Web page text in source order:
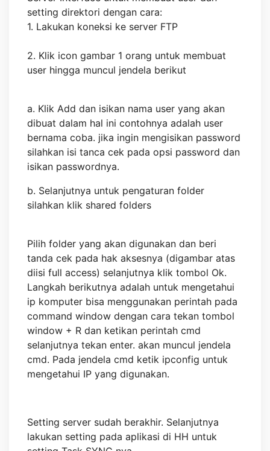
setting direktori dengan cara:
1. Lakukan koneksi ke server FTP
2. Klik icon gambar 1 orang untuk membuat
user hingga muncul jendela berikut
a. Klik Add dan isikan nama user yang akan
dibuat dalam hal ini contohnya adalah user
bernama coba. jika ingin mengisikan password
silahkan isi tanca cek pada opsi password dan
isikan passwordnya.
b. Selanjutnya untuk pengaturan folder
silahkan klik shared folders
Pilih folder yang akan digunakan dan beri
tanda cek pada hak aksesnya (digambar atas
diisi full access) selanjutnya klik tombol Ok.
Langkah berikutnya adalah untuk mengetahui
ip komputer bisa menggunakan perintah pada
command window dengan cara tekan tombol
window + R dan ketikan perintah cmd
selanjutnya tekan enter. akan muncul jendela
cmd. Pada jendela cmd ketik ipconfig untuk
mengetahui IP yang digunakan.
Setting server sudah berakhir. Selanjutnya
lakukan setting pada aplikasi di HH untuk